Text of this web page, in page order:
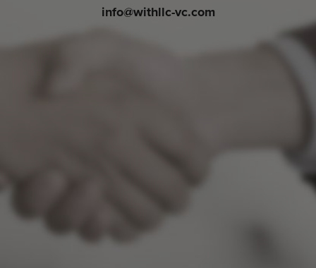
info@withllc-vc.com